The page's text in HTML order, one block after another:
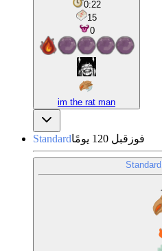
0:22
15
0
im the rat man
Standard فوز قبل 120 يومًا
Standard